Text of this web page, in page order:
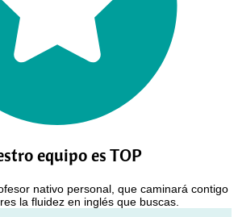
equipo es TOP
nativo personal, que caminará contigo
la fluidez en inglés que buscas.​